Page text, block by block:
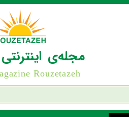
مجله‌ی
Rouzetazeh